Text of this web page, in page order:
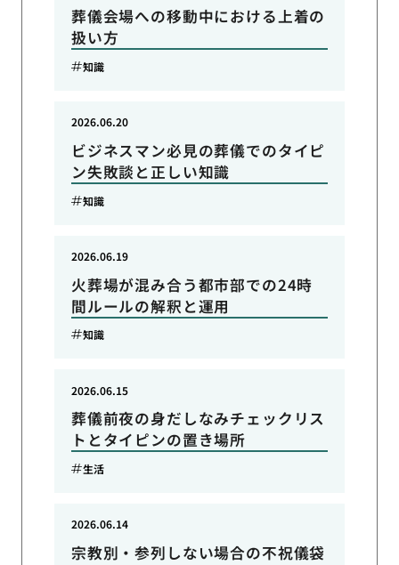
葬儀会場への移動中における上着の
扱い方
知識
ビジネスマン必見の葬儀でのタイピ
ン失敗談と正しい知識
2026.06.20
知識
火葬場が混み合う都市部での24時
間ルールの解釈と運用
2026.06.19
知識
葬儀前夜の身だしなみチェックリス
トとタイピンの置き場所
2026.06.15
生活
宗教別・参列しない場合の不祝儀袋
2026.06.14